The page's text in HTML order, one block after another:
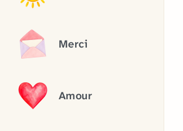
Merci
Amour